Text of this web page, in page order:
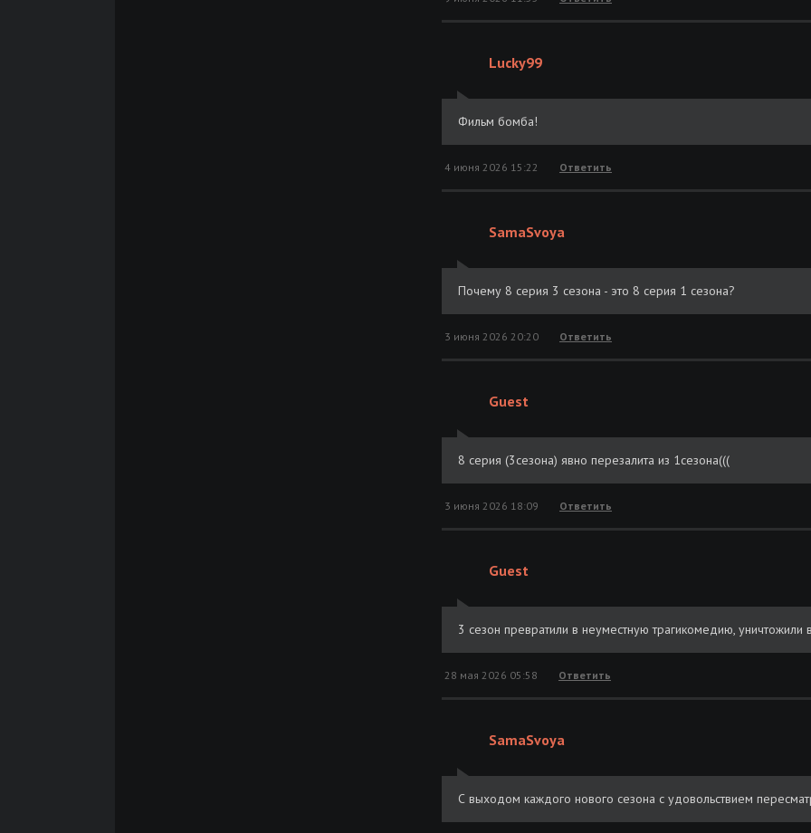
Lucky99
Фильм бомба!
4 июня 2026 15:22 Ответить
SamaSvoya
Почему 8 серия 3 сезона - это 8 серия 1 сезона?
3 июня 2026 20:20 Ответить
Guest
8 серия (3сезона) явно перезалита из 1сезона(((
3 июня 2026 18:09 Ответить
Guest
3 сезон превратили в неуместную трагикомедию, уничтожили
28 мая 2026 05:58 Ответить
SamaSvoya
С выходом каждого нового сезона с удовольствием